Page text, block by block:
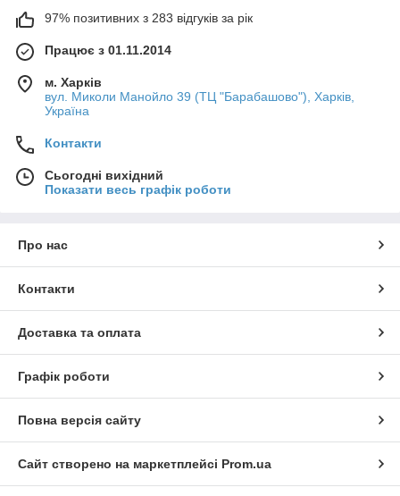
97% позитивних з 283 відгуків за рік
Працює з 01.11.2014
м. Харків
вул. Миколи Манойло 39 (ТЦ "Барабашово"), Харків,
Україна
Контакти
Сьогодні вихідний
Показати весь графік роботи
Про нас
Контакти
Доставка та оплата
Графік роботи
Повна версія сайту
Сайт створено на маркетплейсі Prom.ua